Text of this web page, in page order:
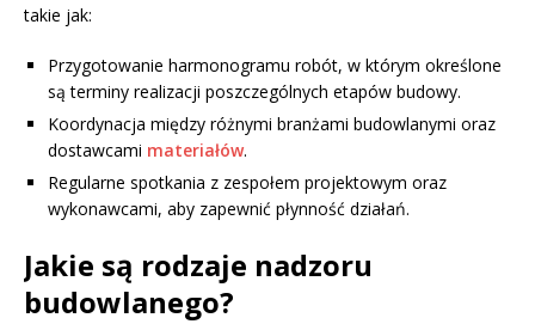
takie jak:
Przygotowanie harmonogramu robót, w którym określone
są terminy realizacji poszczególnych etapów budowy.
Koordynacja między różnymi branżami budowlanymi oraz
dostawcami materiałów.
Regularne spotkania z zespołem projektowym oraz
wykonawcami, aby zapewnić płynność działań.
Jakie są rodzaje nadzoru
budowlanego?